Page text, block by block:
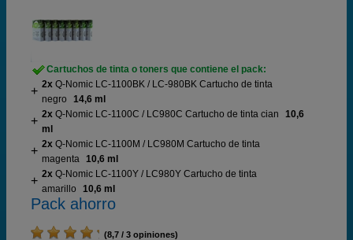
Cartuchos de tinta o toners que contiene el pack:
2x Q-Nomic LC-1100BK / LC-980BK Cartucho de tinta
negro
14,6 ml
2x Q-Nomic LC-1100C / LC980C Cartucho de tinta cian
10,6
ml
2x Q-Nomic LC-1100M / LC980M Cartucho de tinta
magenta 10,6 ml
2x Q-Nomic LC-1100Y / LC980Y Cartucho de tinta
amarillo
10,6 ml
Pack ahorro
(8,7 / 3 opiniones)